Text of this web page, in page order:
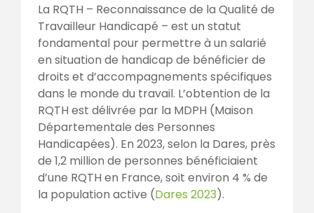
La RQTH – Reconnaissance de la Qualité de
Travailleur Handicapé – est un statut
fondamental pour permettre à un salarié
en situation de handicap de bénéficier de
droits et d’accompagnements spécifiques
dans le monde du travail. L’obtention de la
RQTH est délivrée par la MDPH (Maison
Départementale des Personnes
Handicapées). En 2023, selon la Dares, près
de 1,2 million de personnes bénéficiaient
d’une RQTH en France, soit environ 4 % de
la population active (Dares 2023).